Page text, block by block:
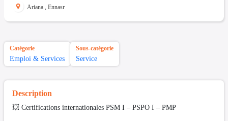
Ariana , Ennasr
Catégorie
Emploi & Services
Sous-catégorie
Service
Description
💥 Certifications internationales PSM I – PSPO I – PMP